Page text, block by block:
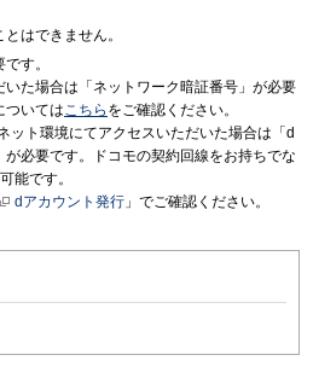
はできません。
す。
いた場合は「ネットワーク暗証番号」が必要
ついてはこちら をご確認ください。
ット環境にてアクセスいただいた場合は「d
必要です。ドコモの契約回線をお持ちでな
能です。
dアカウント発行 」でご確認ください。